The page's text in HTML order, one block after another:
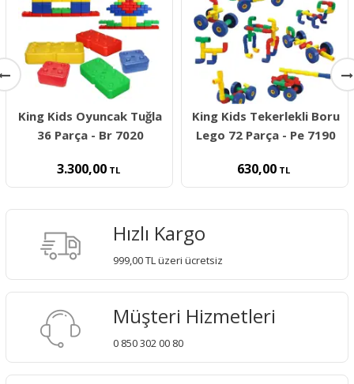
King Kids Oyuncak Tuğla
36 Parça - Br 7020
3.300,00TL
King Kids Tekerlekli Boru
Lego 72 Parça - Pe 7190
630,00 TL
Hızlı Kargo
999,00 TL üzeri ücretsiz
Müşteri Hizmetleri
0 850 302 00 80